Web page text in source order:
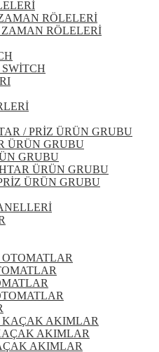
RÖLELERİ
ZAMAN RÖLELERİ
/ PRİZ ÜRÜN GRUBU
ÜRÜN GRUBU
GRUBU
ÜRÜN GRUBU
ÜRÜN GRUBU
KAÇAK AKIMLAR
AKIMLAR
AKIMLAR